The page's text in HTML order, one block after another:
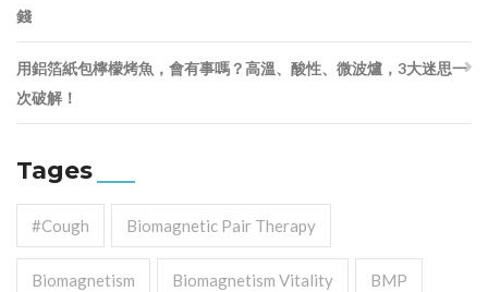
錢
用鋁箔紙包檸檬烤魚，會有事嗎？高溫、酸性、微波爐，3大迷思一
次破解！
Tages
#cough Biomagnetic Pair Therapy
Biomagnetism Biomagnetism Vitality BMP